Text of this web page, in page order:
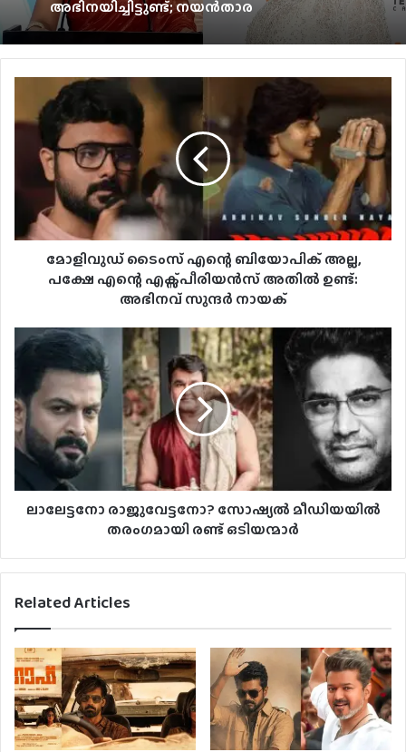
ടോക്സിക്കിനോട് ആദ്യം നോ പറഞ്ഞു, 20
വർഷങ്ങൾക്ക് മുൻപ് ഞങ്ങൾ ഒന്നിച്ച്
അഭിനയിച്ചിട്ടുണ്ട്; നയൻ‌താര
ഗ് മിനിറ്റുമായി ഭാവനയുടെ അനോമി
മോളിവുഡ് ടൈംസ് എന്റെ ബിയോപിക് അല്ല,
പക്ഷേ എന്റെ എക്സ്പീരിയൻസ് അതിൽ ഉണ്ട്:
അഭിനവ് സുന്ദർ നായക്
ലാലേട്ടനോ രാജുവേട്ടനോ? സോഷ്യല്‍ മീഡിയയില്‍
തരംഗമായി രണ്ട് ഒടിയന്മാര്‍
Related Articles